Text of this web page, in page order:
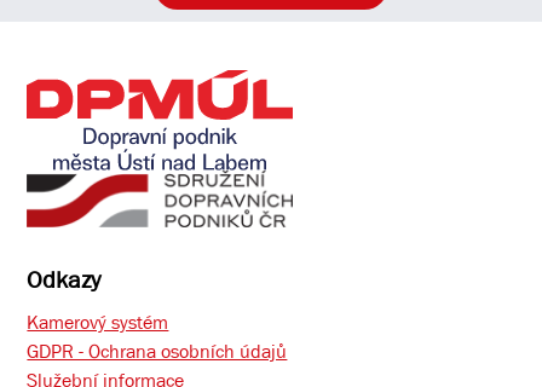
Odkazy
Kamerový systém
GDPR - Ochrana osobních údajů
Služební informace